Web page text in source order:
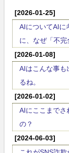
[2026-01-25]
AIについてAIに
に、なぜ「不
[2026-01-08]
AIはこんな事
るね。
[2026-01-02]
AIにここまでさ
の？
[2024-06-03]